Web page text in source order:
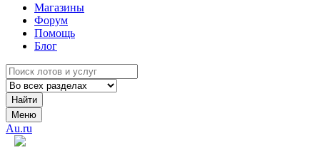
Магазины
Форум
Помощь
Блог
Найти
Меню
Au.ru